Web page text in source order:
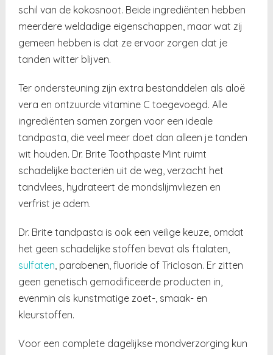
schil van de kokosnoot. Beide ingrediënten hebben
meerdere weldadige eigenschappen, maar wat zij
gemeen hebben is dat ze ervoor zorgen dat je
tanden witter blijven.
Ter ondersteuning zijn extra bestanddelen als aloë
vera en ontzuurde vitamine C toegevoegd. Alle
ingrediënten samen zorgen voor een ideale
tandpasta, die veel meer doet dan alleen je tanden
wit houden. Dr. Brite Toothpaste Mint ruimt
schadelijke bacteriën uit de weg, verzacht het
tandvlees, hydrateert de mondslijmvliezen en
verfrist je adem.
Dr. Brite tandpasta is ook een veilige keuze, omdat
het geen schadelijke stoffen bevat als ftalaten,
sulfaten , parabenen, fluoride of Triclosan. Er zitten
geen genetisch gemodificeerde producten in,
evenmin als kunstmatige zoet-, smaak- en
kleurstoffen.
Voor een complete dagelijkse mondverzorging kun